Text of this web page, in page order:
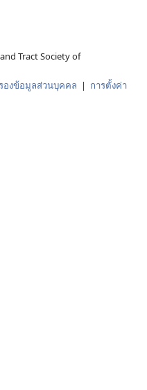
Tract Society of
องข้อมูลส่วนบุคคล | การตั้งค่า